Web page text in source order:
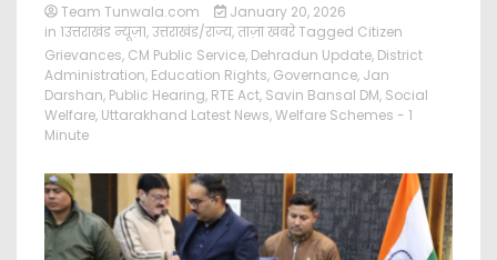
Team Tunwala.com
January 20, 2026
in 1उत्तराखंड न्यूज़1,उत्तराखंड/राज्य,ताज़ा खबरेTagged Citizen
Grievances, CM Public Service, Dehradun Update, District
Administration, Education Rights, Governance, Jan
Darshan, Public Hearing, RTE Act, Savin Bansal DM, Social
Welfare, Uttarakhand Latest News,Welfare Schemes - 1
Minute